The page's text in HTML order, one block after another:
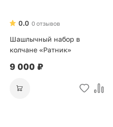
0 отзывов
0.0
Шашлычный набор в
колчане «Ратник»
9 000 ₽